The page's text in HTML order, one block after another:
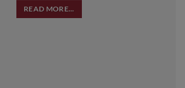
READ MORE...